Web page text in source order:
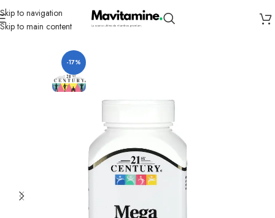
Skip to navigation
Skip to main content
Accueil Compléments
-17%